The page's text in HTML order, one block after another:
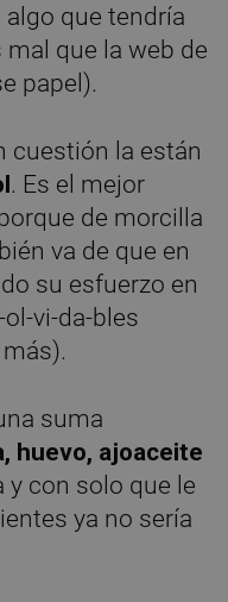
que tendría
que la web de
papel).
cuestión la están
. Es el mejor
de morcilla
va de que en
su esfuerzo en
vi-da-bles
suma
huevo, ajoaceite
y con solo que le
ya no sería